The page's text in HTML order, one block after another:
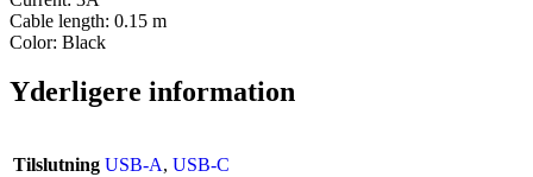
Cable length: 0.15 m
Color: Black
Yderligere information
Tilslutning USB-A, USB-C